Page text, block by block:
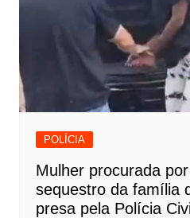
POLÍCIA
Mulher procurada
sequestro da família
presa pela Polícia